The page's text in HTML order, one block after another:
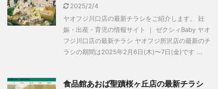
2025/2/4
ヤオフジ川口店の最新チラシをご紹介します。 妊
娠・出産・育児の情報サイト ｜ ゼクシィBaby ヤオ
フジ川口店の最新チラシ ヤオフジ所沢店の最新のチ
ラシの期間は2025年2月6日(木)〜7日(金)です ...
食品館あおば聖蹟桜ヶ丘店の最新チラシ